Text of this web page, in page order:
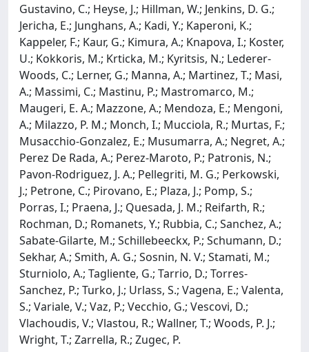
Gustavino, C.; Heyse, J.; Hillman, W.; Jenkins, D. G.;
Jericha, E.; Junghans, A.; Kadi, Y.; Kaperoni, K.;
Kappeler, F.; Kaur, G.; Kimura, A.; Knapova, I.; Koster,
U.; Kokkoris, M.; Krticka, M.; Kyritsis, N.; Lederer-
Woods, C.; Lerner, G.; Manna, A.; Martinez, T.; Masi,
A.; Massimi, C.; Mastinu, P.; Mastromarco, M.;
Maugeri, E. A.; Mazzone, A.; Mendoza, E.; Mengoni,
A.; Milazzo, P. M.; Monch, I.; Mucciola, R.; Murtas, F.;
Musacchio-Gonzalez, E.; Musumarra, A.; Negret, A.;
Perez De Rada, A.; Perez-Maroto, P.; Patronis, N.;
Pavon-Rodriguez, J. A.; Pellegriti, M. G.; Perkowski,
J.; Petrone, C.; Pirovano, E.; Plaza, J.; Pomp, S.;
Porras, I.; Praena, J.; Quesada, J. M.; Reifarth, R.;
Rochman, D.; Romanets, Y.; Rubbia, C.; Sanchez, A.;
Sabate-Gilarte, M.; Schillebeeckx, P.; Schumann, D.;
Sekhar, A.; Smith, A. G.; Sosnin, N. V.; Stamati, M.;
Sturniolo, A.; Tagliente, G.; Tarrio, D.; Torres-
Sanchez, P.; Turko, J.; Urlass, S.; Vagena, E.; Valenta,
S.; Variale, V.; Vaz, P.; Vecchio, G.; Vescovi, D.;
Vlachoudis, V.; Vlastou, R.; Wallner, T.; Woods, P. J.;
Wright, T.; Zarrella, R.; Zugec, P.